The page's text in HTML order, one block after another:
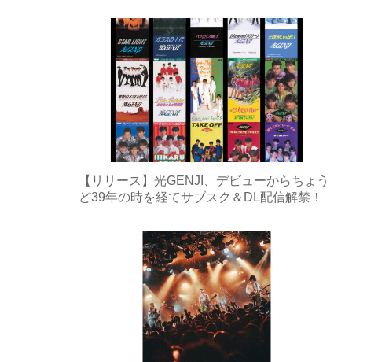
【リリース】光GENJI、デビューからちょう
ど39年の時を経てサブスク＆DL配信解禁！